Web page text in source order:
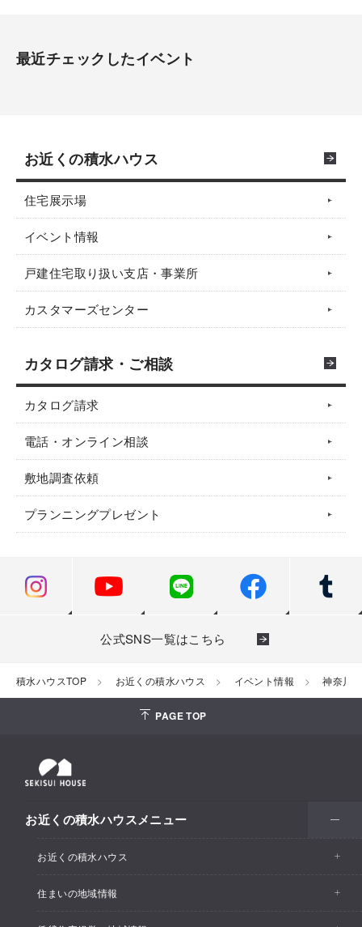
最近チェックしたイベント
お近くの積水ハウス
住宅展示場
イベント情報
戸建住宅取り扱い支店・事業所
カスタマーズセンター
カタログ請求・ご相談
カタログ請求
電話・オンライン相談
敷地調査依頼
プランニングプレゼント
公式SNS一覧はこちら
積水ハウスTOP お近くの積水ハウス イベント情報 神奈川
PAGE TOP
お近くの積水ハウスメニュー
お近くの積水ハウス
お近くの積水ハウストップ
住まいの地域情報